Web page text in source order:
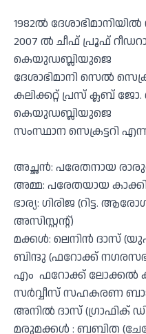
1982ൽ
2007 ൽ ചീഫ് പ്രൂഫ്
കെയുഡബ്ലിയുജെ
ദേശാഭിമാനി സെൽ
കലിക്കറ്റ് പ്രസ് ക്ലബ് ജോ.
കെയുഡബ്ലിയുജെ
സംസ്ഥാന സെക്രട്ടറി
അച്ഛൻ: പരേതനായ
അമ്മ: പരേതയായ
ഭാര്യ: ഗിരിജ (റിട്ട.
അസിസ്റ്റൻ്റ്)
മക്കൾ: ലെനിൻ ദാസ്
ബിന്ദു (ഫറോക്ക്
എം ഫറോക്ക് ലോക്കൽ
സർവ്വീസ് സഹകരണ
അനിൽ ദാസ് (ഗ്രാഫിക്
മരുമക്കൾ : ബബിത